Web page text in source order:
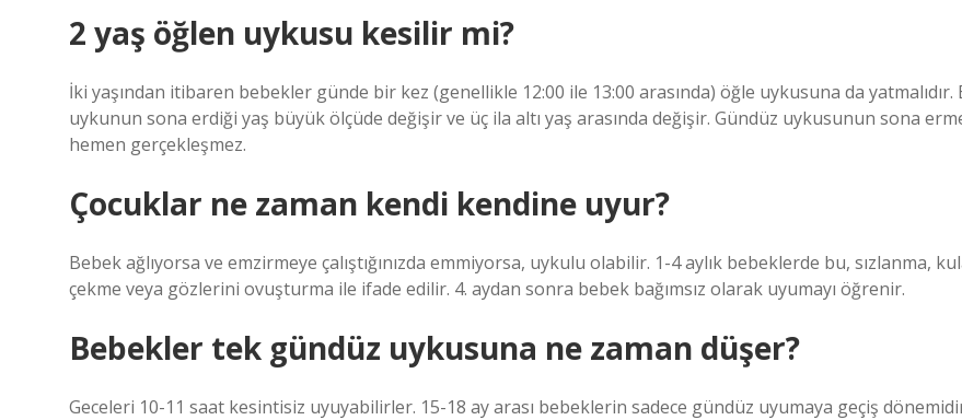
2 yaş öğlen uykusu kesilir mi?
İki yaşından itibaren bebekler günde bir kez (genellikle 12:00 ile 13:00 arasında) öğle uykusuna da yatmalıdır.
uykunun sona erdiği yaş büyük ölçüde değişir ve üç ila altı yaş arasında değişir. Gündüz uykusunun sona
hemen gerçekleşmez.
Çocuklar ne zaman kendi kendine uyur?
Bebek ağlıyorsa ve emzirmeye çalıştığınızda emmiyorsa, uykulu olabilir. 1-4 aylık bebeklerde bu, sızlanma,
çekme veya gözlerini ovuşturma ile ifade edilir. 4. aydan sonra bebek bağımsız olarak uyumayı öğrenir.
Bebekler tek gündüz uykusuna ne zaman düşer?
Geceleri 10-11 saat kesintisiz uyuyabilirler. 15-18 ay arası bebeklerin sadece gündüz uyumaya geçiş